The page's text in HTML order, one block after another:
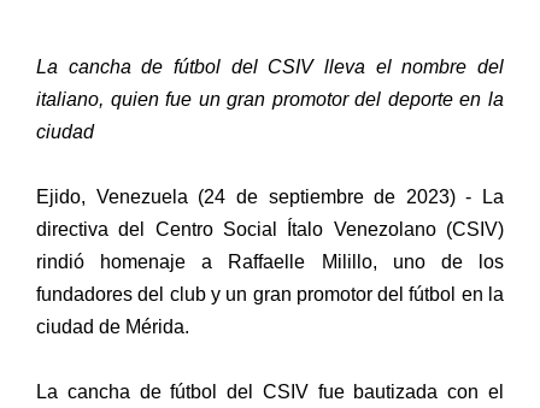
La cancha de fútbol del CSIV lleva el nombre del
italiano, quien fue un gran promotor del deporte en la
ciudad
Ejido, Venezuela (24 de septiembre de 2023) - La
directiva del Centro Social Ítalo Venezolano (CSIV)
rindió homenaje a Raffaelle Milillo, uno de los
fundadores del club y un gran promotor del fútbol en la
ciudad de Mérida.
La cancha de fútbol del CSIV fue bautizada con el